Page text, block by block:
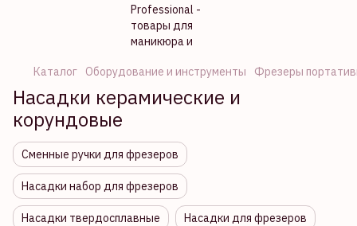
Каталог Оборудование и инструменты Фрезеры
Насадки керамические и
корундовые
Сменные ручки для фрезеров
Насадки набор для фрезеров
Насадки твердосплавные Насадки для фрезеров